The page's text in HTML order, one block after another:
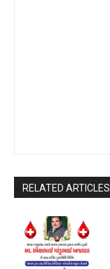
RELATED ARTICLES